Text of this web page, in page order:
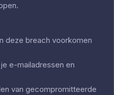
deze breach voorkomen
e-mailadressen en
van gecompromitteerde